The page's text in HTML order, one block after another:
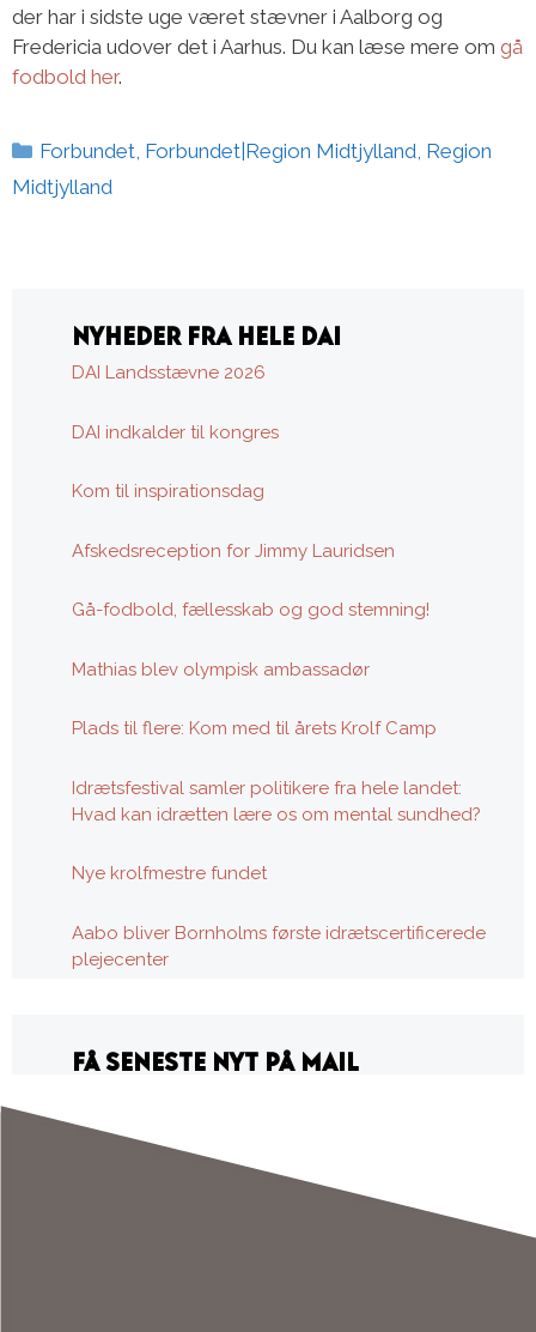
der har i sidste uge været stævner i Aalborg og
Fredericia udover det i Aarhus. Du kan læse mere om gå
fodbold her.
Kategorier
Forbundet, Forbundet|Region Midtjylland, Region
Midtjylland
NYHEDER FRA HELE DAI
DAI Landsstævne 2026
DAI indkalder til kongres
Kom til inspirationsdag
Afskedsreception for Jimmy Lauridsen
Gå-fodbold, fællesskab og god stemning!
Mathias blev olympisk ambassadør
Plads til flere: Kom med til årets Krolf Camp
Idrætsfestival samler politikere fra hele landet:
Hvad kan idrætten lære os om mental sundhed?
Nye krolfmestre fundet
Aabo bliver Bornholms første idrætscertificerede
plejecenter
FÅ SENESTE NYT PÅ MAIL